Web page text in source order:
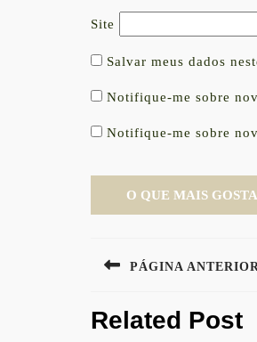
Site
Salvar meus dados
Notifique-me sobre
Notifique-me sobre
de
Post
PÁGINA ANTERIOR
post:
Related Post